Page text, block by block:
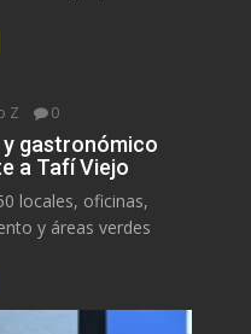
Z 0
gastronómico
a Tafí Viejo
locales, oficinas,
y áreas verdes